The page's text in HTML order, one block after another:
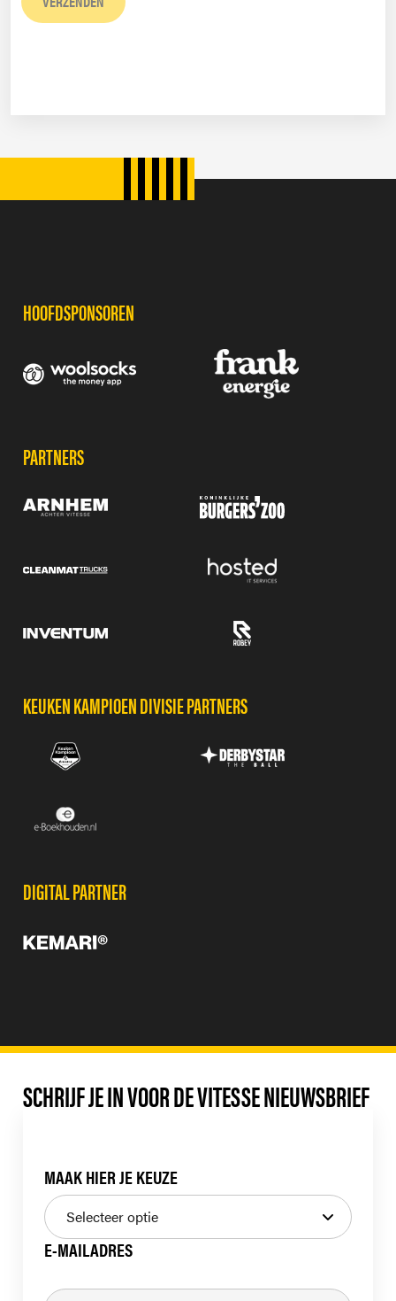
HOOFDSPONSOREN
PARTNERS
KEUKEN KAMPIOEN DIVISIE PARTNERS
DIGITAL PARTNER
SCHRIJF JE IN VOOR DE VITESSE NIEUWSBRIEF
MAAK HIER JE KEUZE
E-MAILADRES